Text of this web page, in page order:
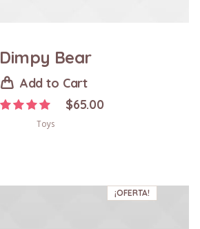
Dimpy Bear
Add to Cart
$65.00
Toys
¡OFERTA!